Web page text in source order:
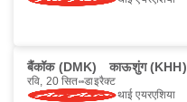
बैंकॉक (DMK) काऊशुंग (KHH)
रवि, 20 सित॰ डाइरैक्ट
थाई एयरएशिया